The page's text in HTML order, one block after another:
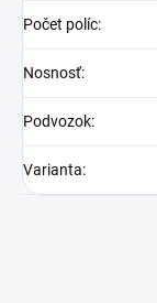
Počet políc:
Nosnosť:
Podvozok:
Varianta: